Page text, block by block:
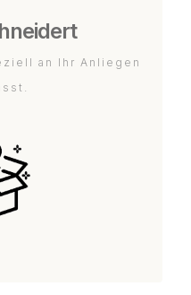
an Ihr Anliegen